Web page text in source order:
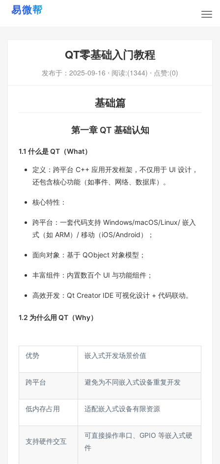
QT零基础入门教程
发布于： 2025-09-16 ⋅ 阅读:(1344) ⋅ 点赞:(0)
基础篇
第一章 QT 基础认知
1.1 什么是 QT（What）​
定义：跨平台 C++ 应用开发框架，不仅用于 UI 设计，
还包含核心功能（如事件、网络、数据库）。​
核心特性：​
跨平台：一套代码支持 Windows/macOS/Linux/ 嵌入
式（如 ARM）/ 移动（iOS/Android）；​
面向对象：基于 QObject 对象模型；​
丰富组件：内置数百个 UI 与功能组件；​
高效开发：Qt Creator IDE 可视化设计 + 代码联动。
1.2 为什么用 QT（Why）​
优势​ 嵌入式开发场景价值​
跨平台​ 避免为不同嵌入式设备重复开发​
低内存占用​ 适配嵌入式设备有限资源​
支持硬件交互​
可直接操作串口、GPIO 等嵌入式硬
件​